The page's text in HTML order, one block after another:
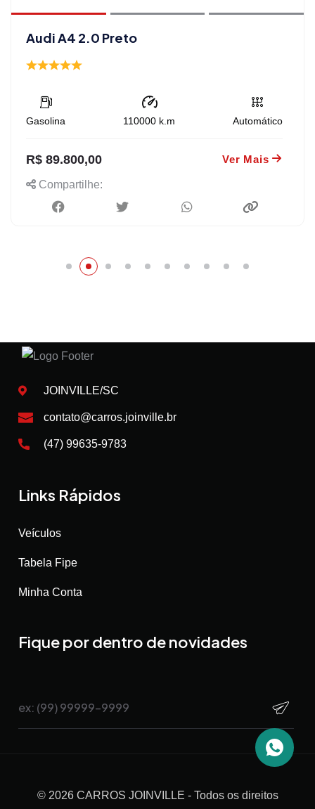
Audi A4 2.0 Preto
Gasolina 110000 k.m Automático
R$ 89.800,00 Ver Mais
Compartilhe:
JOINVILLE/SC
contato@carros.joinville.br
(47) 99635-9783
Links Rápidos
Veículos
Tabela Fipe
Minha Conta
Fique por dentro de novidades
© 2026 CARROS JOINVILLE - Todos os direitos